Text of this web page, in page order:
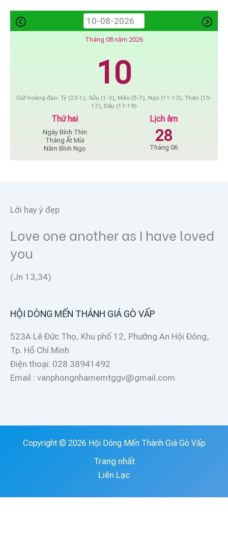
Tháng 08 năm 2026
10
Giờ hoàng đạo: Tý (23-1), Sửu (1-3), Mão (5-7), Ngọ (11-13), Thân (15-
17), Dậu (17-19)
Thứ hai
Ngày Bính Thìn
Tháng Ất Mùi
Năm Bính Ngọ
Lịch âm
28
Tháng 06
Lời hay ý đẹp
Love one another as I have loved
you
(Jn 13,34)
HỘI DÒNG MẾN THÁNH GIÁ GÒ VẤP
523A Lê Đức Thọ, Khu phố 12, Phường An Hội Đông,
Tp. Hồ Chí Minh
Điện thoại: 028 38941492
Email : vanphongnhamemtggv@gmail.com
Copyright © 2026 Hội Dòng Mến Thánh Giá Gò Vấp
Trang nhất
Liên Lạc